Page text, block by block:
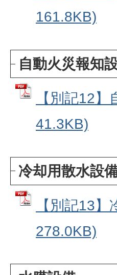
161.8KB)
自動火災報知
【別記12
41.3KB)
冷却用散水設
【別記13
278.0KB)